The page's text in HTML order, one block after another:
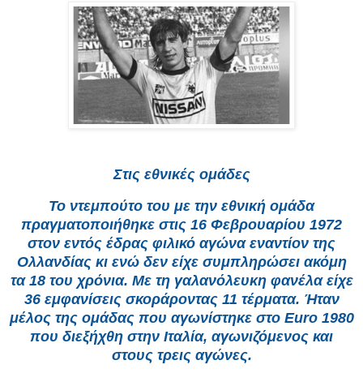
Στις εθνικές ομάδες
Το ντεμπούτο του με την εθνική ομάδα
πραγματοποιήθηκε στις 16 Φεβρουαρίου 1972
στον εντός έδρας φιλικό αγώνα εναντίον της
Ολλανδίας κι ενώ δεν είχε συμπληρώσει ακόμη
τα 18 του χρόνια. Με τη γαλανόλευκη φανέλα είχε
36 εμφανίσεις σκοράροντας 11 τέρματα. Ήταν
μέλος της ομάδας που αγωνίστηκε στο Euro 1980
που διεξήχθη στην Ιταλία, αγωνιζόμενος και
στους τρεις αγώνες.